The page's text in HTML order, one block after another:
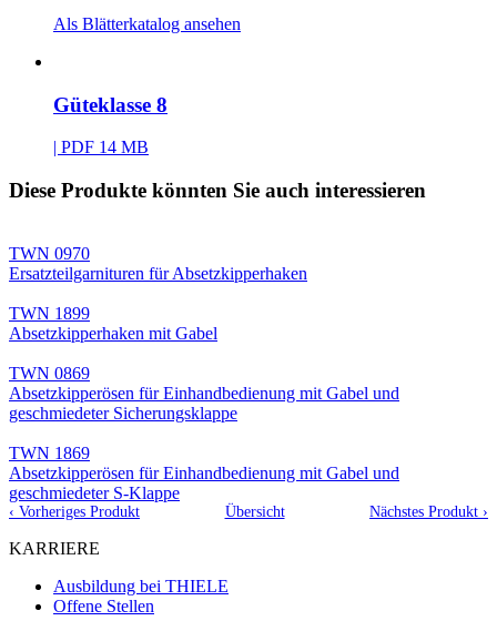
Als Blätterkatalog ansehen
Güteklasse 8
| PDF 14 MB
Diese Produkte könnten Sie auch interessieren
TWN 0970
Ersatzteilgarnituren für Absetzkipperhaken
TWN 1899
Absetzkipperhaken mit Gabel
TWN 0869
Absetzkipperösen für Einhandbedienung mit Gabel und
geschmiedeter Sicherungsklappe
TWN 1869
Absetzkipperösen für Einhandbedienung mit Gabel und
geschmiedeter S-Klappe
‹ Vorheriges Produkt Übersicht Nächstes Produkt ›
KARRIERE
Ausbildung bei THIELE
Offene Stellen